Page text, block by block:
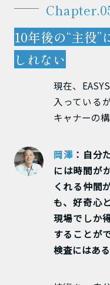
10年後の“主役
しれない
現在、
入っている
キャナーの
岡澤 ：自分
には時間が
くれる仲間
も、好奇心
現場でしか
することが
検査にはあ